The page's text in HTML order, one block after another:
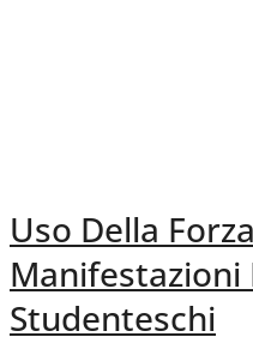
Uso Della
Manifestazioni
Studenteschi